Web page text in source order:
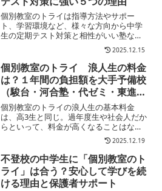
個別教室のトライは指導方法やサポー
ト、学習環境など、様々な方向から中学
生の定期テスト対策と相性がいい塾なん
です。その決め手はこちら↓定期テスト
に強い５つのポイント完全マンツーマン
指導学校単位の情報収集力受講科目に制
限がない自習室が無料で使い...
2025.12.15
個別教室のトライ 浪人生の料金
は？１年間の負担額を大手予備校
（駿台・河合塾・代ゼミ・東進）
と比較してみた
個別教室のトライの浪人生の基本料金
は、高3生と同じ。過年度生や社会人だか
らといって、料金が高くなることはな
く、一般の大学受験生と同じ設定になっ
ているんですね。浪人生の費用入会金：
11,000円授業料：相談の上、提案（※ 週1
回・120分～）...
2025.12.19
不登校の中学生に「個別教室のト
ライ」は合う？安心して学びを続
ける理由と保護者サポート